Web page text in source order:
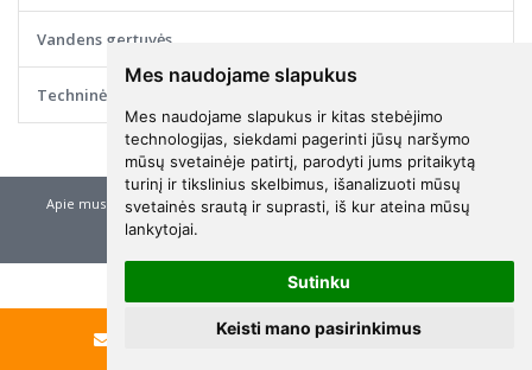
Mes naudojame slapukus
Mes naudojame slapukus ir kitas stebėjimo
technologijas, siekdami pagerinti jūsų naršymo
mūsų svetainėje patirtį, parodyti jums pritaikytą
turinį ir tikslinius skelbimus, išanalizuoti mūsų
svetainės srautą ir suprasti, iš kur ateina mūsų
lankytojai.
Sutinku
Keisti mano pasirinkimus
Vandens gertuvės
Techninė informacija
Apie mus Pirkimo sąlygos ir taisyklės
Privatumo politika
Elektroninių parduotuvių nuoma
Skambinti